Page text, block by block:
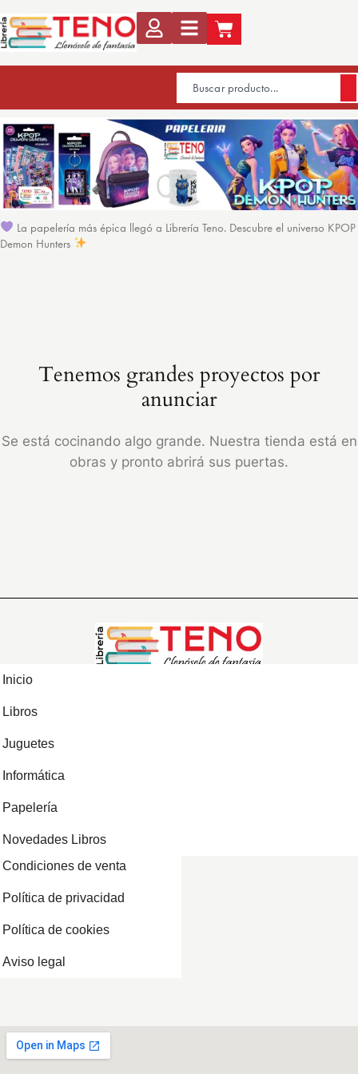
La papelería más épica llegó a Librería Teno. Descubre el universo KPOP
Demon Hunters
Tenemos grandes proyectos por
anunciar
Se está cocinando algo grande. Nuestra tienda está en
obras y pronto abrirá sus puertas.
Inicio
Libros
Juguetes
Informática
Papelería
Novedades Libros
Condiciones de venta
Política de privacidad
Política de cookies
Aviso legal